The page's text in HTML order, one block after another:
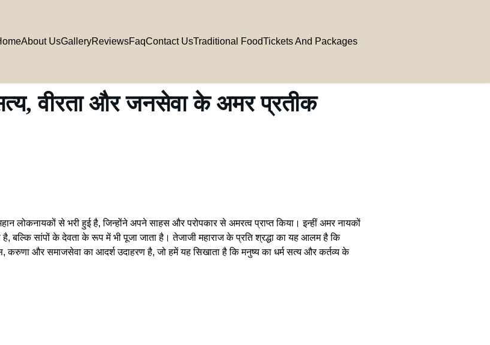
About UsGalleryReviewsFaqContact UsTraditional FoodTickets And Packages
वीरता और जनसेवा के अमर प्रतीक
लोकनायकों से भरी हुई है, जिन्होंने अपने साहस और परोपकार से अमरत्व प्राप्त किया। इन्हीं अमर नायकों
है, बल्कि सांपों के देवता के रूप में भी पूजा जाता है। तेजाजी महाराज के प्रति श्रद्धा का यह आलम है कि
और समाजसेवा का आदर्श उदाहरण है, जो हमें यह सिखाता है कि मनुष्य का धर्म सत्य और कर्तव्य के